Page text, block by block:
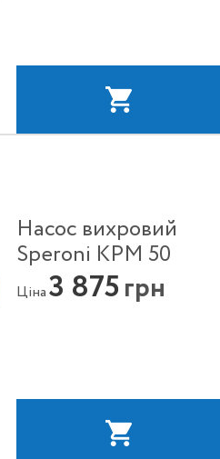
Насос вихровий
Speroni KPM 50
Ціна3 875грн